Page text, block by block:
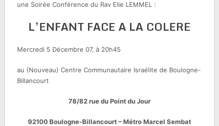
une Soirée Conférence du Rav Elie LEMMEL :
L’ENFANT FACE A LA COLERE
Mercredi 5 Décembre 07, à 20h45
au (Nouveau) Centre Communautaire Israélite de Boulogne-
Billancourt
78/82 rue du Point du Jour
92100 Boulogne-Billancourt – Métro Marcel Sembat